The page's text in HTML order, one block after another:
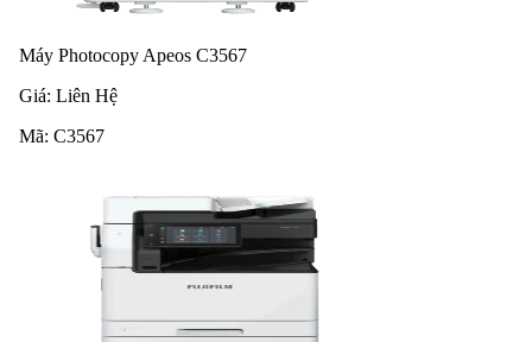
Máy Photocopy Apeos C3567
Giá: Liên Hệ
Mã: C3567